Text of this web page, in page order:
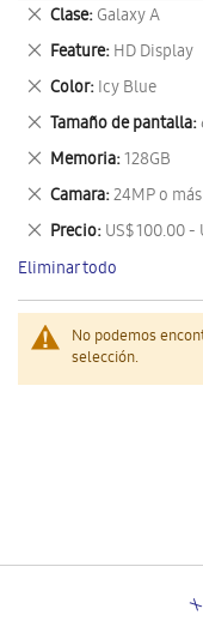
No podemos
selección.
Clase Galaxy A
Eliminar
este
artículo
Feature HD Display
Eliminar
este
artículo
Color Icy Blue
Eliminar
este
artículo
Tamaño de pantalla
Eliminar
este
artículo
Memoria 128GB
Eliminar
este
artículo
Camara 24MP o más
Eliminar
este
artículo
Precio US$ 100.00 -
Eliminar
este
artículo
Eliminar todo